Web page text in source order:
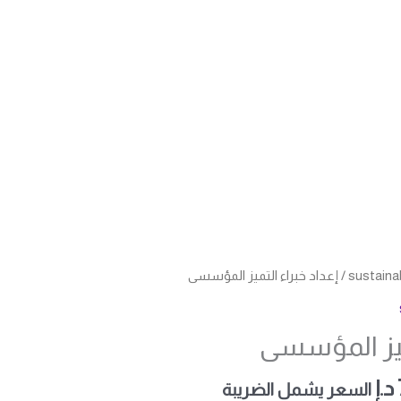
/ إعداد خبراء التميز المؤسسى
المؤسسى
د.إ
السعر
750,00 د.إ.
السعر يشمل الضريبة